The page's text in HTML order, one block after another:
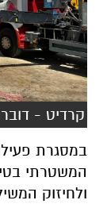
קרדיט -
במסגרת
המשטרתי
ולחיזוק